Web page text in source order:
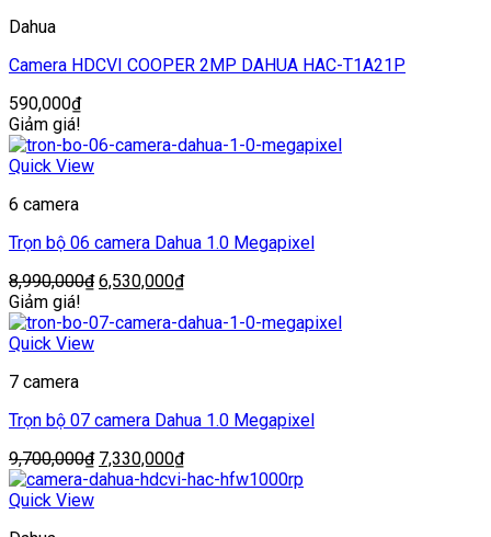
Dahua
Camera HDCVI COOPER 2MP DAHUA HAC-T1A21P
590,000₫
Giảm giá!
Quick View
6 camera
Trọn bộ 06 camera Dahua 1.0 Megapixel
8,990,000₫ Giá
là:
6,530,000₫Giá
tại
Giảm giá!
Quick View
7 camera
Trọn bộ 07 camera Dahua 1.0 Megapixel
9,700,000₫ Giá
gốc
7,330,000₫Giá
hiện
Quick View